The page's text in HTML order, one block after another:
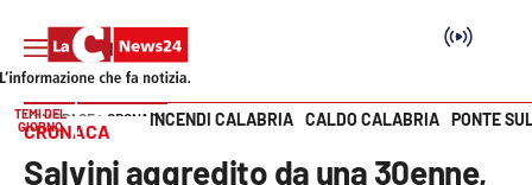
Vai
TEMI DEL
GIORNO
INCENDI CALABRIA CALDO CALABRIA PONTE
HOME PAGE CRONACA
CRONACA
Salvini aggredito da una 30enne,